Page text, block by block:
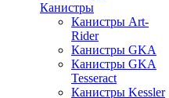
Канистры
Канистры Art-
Rider
Канистры GKA
Канистры GKA
Tesseract
Канистры Kessler